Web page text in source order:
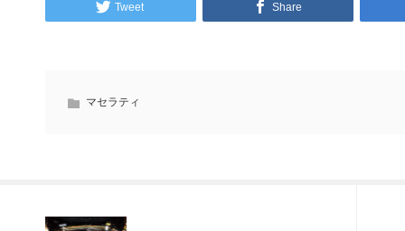
Tweet Share
マセラティ